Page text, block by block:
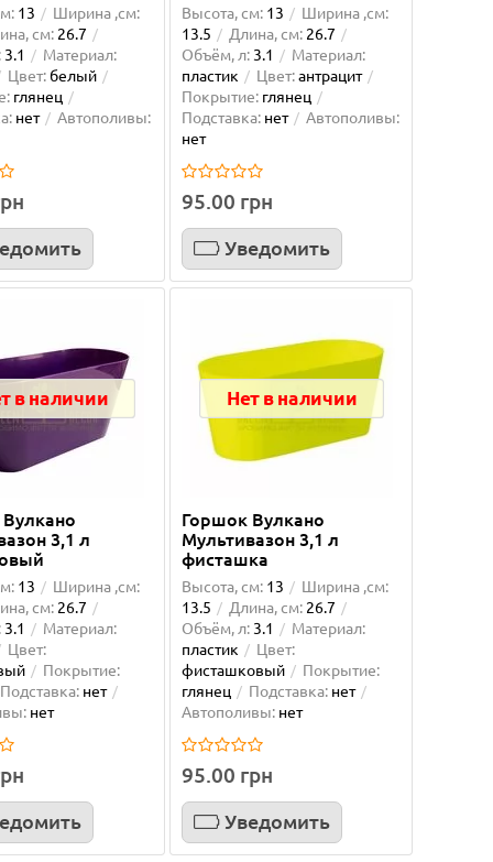
13
Ширина ,см:
см: 26.7
3.1
Материал:
Цвет:белый
глянец
нет
Автополивы:
Высота, см: 13
Ширина ,см:
13.5
Длина, см: 26.7
Объём, л: 3.1
Материал:
пластик
Цвет:антрацит
Покрытие: глянец
Подставка: нет
Автополивы:
нет
95.00 грн
Уведомить
в наличии
3,1 л
13
Ширина ,см:
см: 26.7
3.1
Материал:
Цвет:
Покрытие:
Подставка: нет
нет
Нет в наличии
Горшок Вулкано
Мультивазон 3,1 л
фисташка
Высота, см: 13
Ширина ,см:
13.5
Длина, см: 26.7
Объём, л: 3.1
Материал:
пластик
Цвет:
фисташковый
Покрытие:
глянец
Подставка: нет
Автополивы: нет
95.00 грн
Уведомить